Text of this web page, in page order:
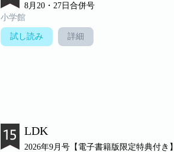
8月20・27日合併号
小学館
試し読み 詳細
LDK
2026年9月号【電子書籍版限定特典付き】